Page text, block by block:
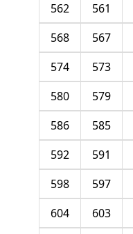
561
562
567
568
573
574
579
580
585
586
591
592
597
598
603
604